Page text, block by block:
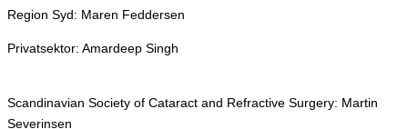
Region Syd: Maren Feddersen
Privatsektor: Amardeep Singh
Scandinavian Society of Cataract and Refractive Surgery: Martin
Severinsen